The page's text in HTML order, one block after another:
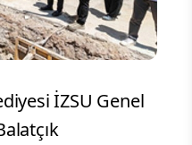
İZSU Genel